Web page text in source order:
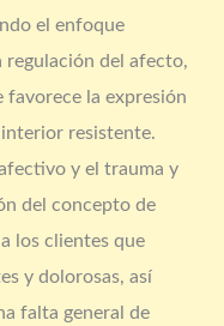
el enfoque
regulación del afecto,
favorece la expresión
resistente.
y el trauma y
del concepto de
los clientes que
y dolorosas, así
falta general de